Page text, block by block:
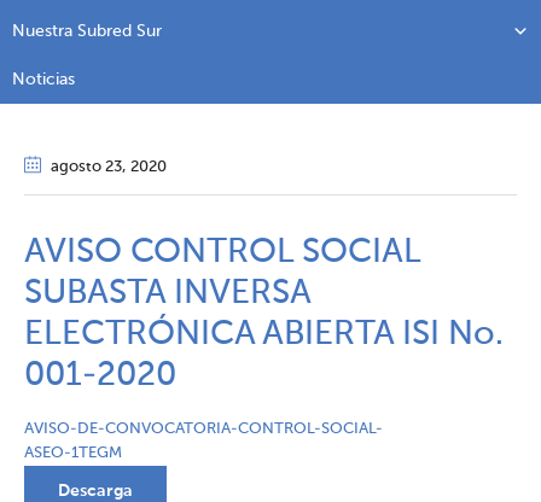
Nuestra Subred Sur
Noticias
agosto 23, 2020
AVISO CONTROL SOCIAL
SUBASTA INVERSA
ELECTRÓNICA ABIERTA ISI No.
001-2020
AVISO-DE-CONVOCATORIA-CONTROL-SOCIAL-
ASEO-1TEGM
Descarga